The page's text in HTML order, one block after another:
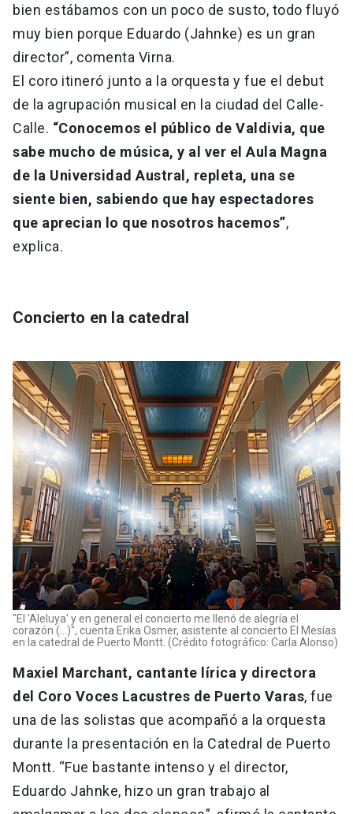
bien estábamos con un poco de susto, todo fluyó
muy bien porque Eduardo (Jahnke) es un gran
director”, comenta Virna.
El coro itineró junto a la orquesta y fue el debut
de la agrupación musical en la ciudad del Calle-
Calle. “Conocemos el público de Valdivia, que
sabe mucho de música, y al ver el Aula Magna
de la Universidad Austral, repleta, una se
siente bien, sabiendo que hay espectadores
que aprecian lo que nosotros hacemos”,
explica.
Concierto en la catedral
"El 'Aleluya' y en general el concierto me llenó de alegría el
corazón (...)", cuenta Erika Osmer, asistente al concierto El Mesías
en la catedral de Puerto Montt. (Crédito fotográfico: Carla Alonso)
Maxiel Marchant, cantante lírica y directora
del Coro Voces Lacustres de Puerto Varas, fue
una de las solistas que acompañó a la orquesta
durante la presentación en la Catedral de Puerto
Montt. “Fue bastante intenso y el director,
Eduardo Jahnke, hizo un gran trabajo al